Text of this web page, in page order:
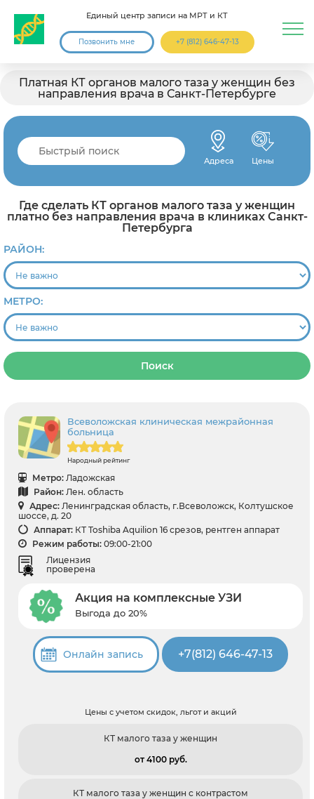
Единый центр записи на МРТ и КТ
Позвонить мне +7 (812) 646-47-13
Платная КТ органов малого таза у женщин без
направления врача в Санкт-Петербурге
Адреса Цены
Где сделать КТ органов малого таза у женщин
платно без направления врача в клиниках Санкт-
Петербурга
РАЙОН:
МЕТРО:
Поиск
Всеволожская клиническая межрайонная
больница
Народный рейтинг
Метро: Ладожская
Район: Лен. область
Адрес: Ленинградская область, г.Всеволожск, Колтушское
шоссе, д. 20
Аппарат: КТ Toshiba Aquilion 16 срезов, рентген аппарат
Режим работы: 09:00-21:00
Лицензия
проверена
Акция на комплексные УЗИ
Выгода до 20%
Онлайн запись +7(812) 646-47-13
Цены с учетом скидок, льгот и акций
КТ малого таза у женщин
от 4100 pуб.
КТ малого таза у женщин с контрастом